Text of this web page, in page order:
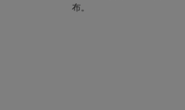
布。